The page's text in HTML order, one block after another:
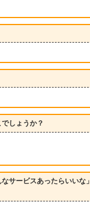
しょうか？
サービスあったらいいな」